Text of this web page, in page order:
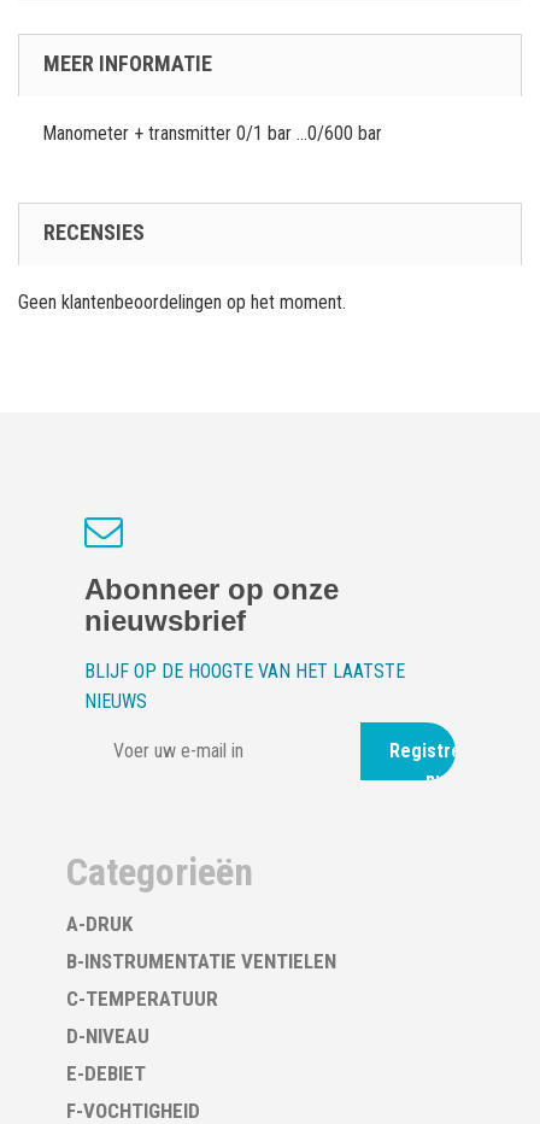
MEER INFORMATIE
Manometer + transmitter 0/1 bar ...0/600 bar
RECENSIES
Geen klantenbeoordelingen op het moment.
Abonneer op onze
nieuwsbrief
BLIJF OP DE HOOGTE VAN HET LAATSTE
NIEUWS
Registreer
nu
Categorieën
A-DRUK
B-INSTRUMENTATIE VENTIELEN
C-TEMPERATUUR
D-NIVEAU
E-DEBIET
F-VOCHTIGHEID